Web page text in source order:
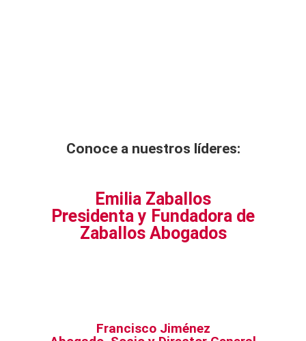
Conoce a nuestros líderes:
Emilia Zaballos
Presidenta y Fundadora de
Zaballos Abogados
Francisco Jiménez